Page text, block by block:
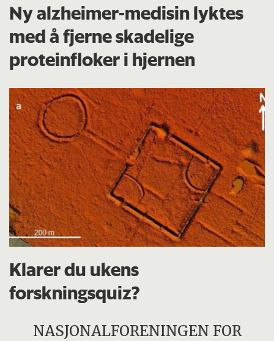
Ny alzheimer-medisin lyktes
med å fjerne skadelige
proteinfloker i hjernen
Klarer du ukens
forskningsquiz?
NASJONALFORENINGEN FOR